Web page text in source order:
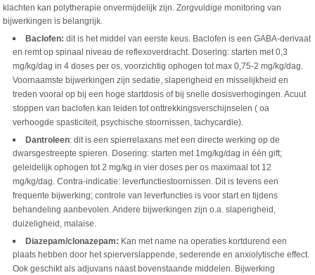
klachten kan polytherapie onvermijdelijk zijn. Zorgvuldige monitoring van
bijwerkingen is belangrijk.
Baclofen: dit is het middel van eerste keus. Baclofen is een GABA-derivaat
en remt op spinaal niveau de reflexoverdracht. Dosering: starten met 0,3
mg/kg/dag in 4 doses per os, voorzichtig ophogen tot max 0,75-2 mg/kg/dag.
Voornaamste bijwerkingen zijn sedatie, slaperigheid en misselijkheid en
treden vooral op bij een hoge startdosis of bij snelle dosisverhogingen. Acuut
stoppen van baclofen kan leiden tot onttrekkingsverschijnselen ( oa
verhoogde spasticiteit, psychische stoornissen, tachycardie).
Dantroleen: dit is een spierrelaxans met een directe werking op de
dwarsgestreepte spieren. Dosering: starten met 1mg/kg/dag in één gift;
geleidelijk ophogen tot 2 mg/kg in vier doses per os maximaal tot 12
mg/kg/dag. Contra-indicatie: leverfunctiestoornissen. Dit is tevens een
frequente bijwerking; controle van leverfuncties is voor start en tijdens
behandeling aanbevolen. Andere bijwerkingen zijn o.a. slaperigheid,
duizeligheid, malaise.
Diazepam/clonazepam: Kan met name na operaties kortdurend een
plaats hebben door het spierverslappende, sederende en anxiolytische effect.
Ook geschikt als adjuvans naast bovenstaande middelen. Bijwerking